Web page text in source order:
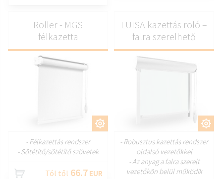
Roller - MGS
félkazetta
- Félkazettás rendszer
- Sötétítő/sötétítő szövetek
Tól től 66.7 EUR
LUISA kazettás roló –
falra szerelhető
- Robusztus kazettás rendszer
oldalsó vezetőkkel
- Az anyag a falra szerelt
vezetőkön belül működik